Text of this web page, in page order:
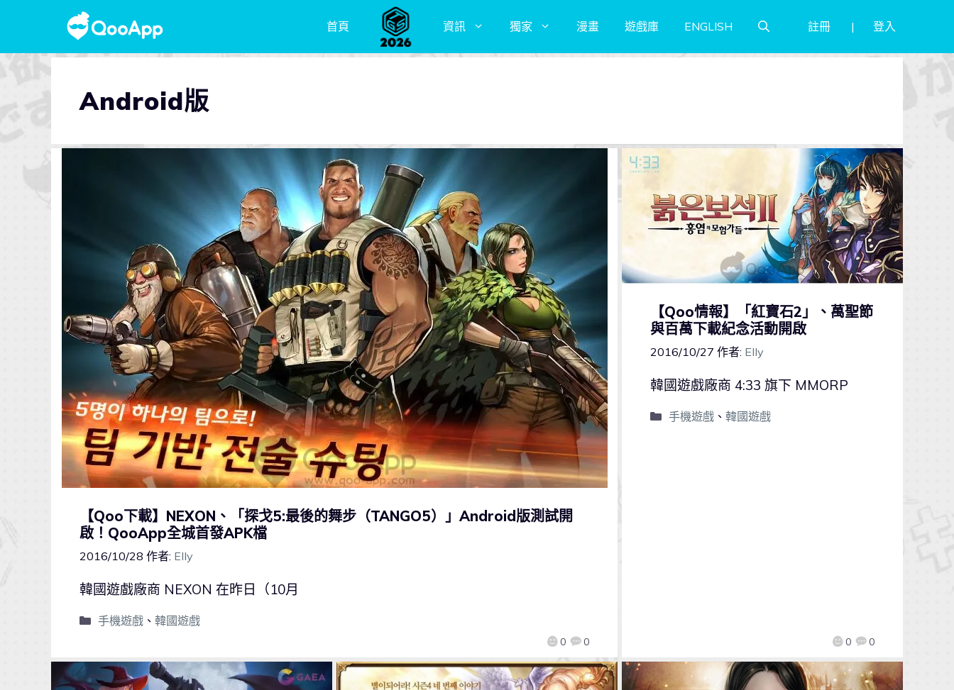
首頁 資訊 獨家 漫畫 遊戲庫 ENGLISH 註冊 登入
Android版
【Qoo下載】NEXON、「探戈5:最後的舞步（TANGO5）」Android版測試開
啟！QooApp全城首發APK檔
2016/10/28 作者: Elly
0 0
韓國遊戲廠商 NEXON 在昨日（10月
手機遊戲、 韓國遊戲
【Qoo情報】「紅寶石2」、萬聖節
與百萬下載紀念活動開啟
2016/10/27 作者: Elly
0 0
韓國遊戲廠商 4:33 旗下 MMORP
手機遊戲、 韓國遊戲